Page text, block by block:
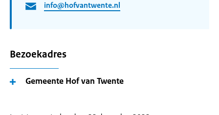
info@hofvantwente.nl
Bezoekadres
Gemeente Hof van Twente